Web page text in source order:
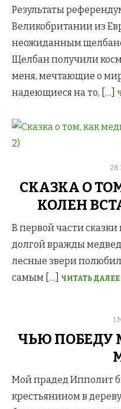
Результаты
Великобритании из
неожиданным
Щелбан получили
меня, мечтающие о
надеющиеся на то, […]
28
СКАЗКА О
КОЛЕН
В первой части
долгой вражды
лесные звери
самым […]
ЧИТАТЬ ДАЛЕЕ
1
ЧЬЮ ПОБЕДУ
Мой прадед Ипполит
крестьянином в